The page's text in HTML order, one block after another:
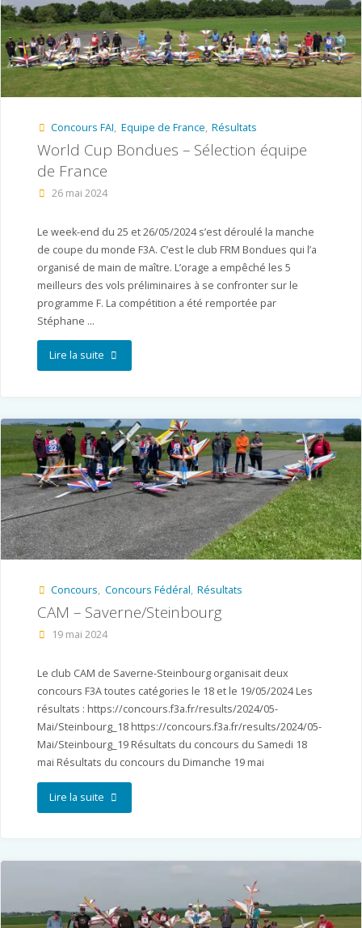
Concours FAI, Equipe de France, Résultats
World Cup Bondues – Sélection équipe
de France
26 mai 2024
Le week-end du 25 et 26/05/2024 s’est déroulé la manche
de coupe du monde F3A. C’est le club FRM Bondues qui l’a
organisé de main de maître. L’orage a empêché les 5
meilleurs des vols préliminaires à se confronter sur le
programme F. La compétition a été remportée par
Stéphane …
Lire la suite"World
–
Sélection
équipe
de
France"
Concours, Concours Fédéral, Résultats
CAM – Saverne/Steinbourg
19 mai 2024
Le club CAM de Saverne-Steinbourg organisait deux
concours F3A toutes catégories le 18 et le 19/05/2024 Les
résultats : https://concours.f3a.fr/results/2024/05-
Mai/Steinbourg_18 https://concours.f3a.fr/results/2024/05-
Mai/Steinbourg_19 Résultats du concours du Samedi 18
mai Résultats du concours du Dimanche 19 mai
Lire la suite"CAM